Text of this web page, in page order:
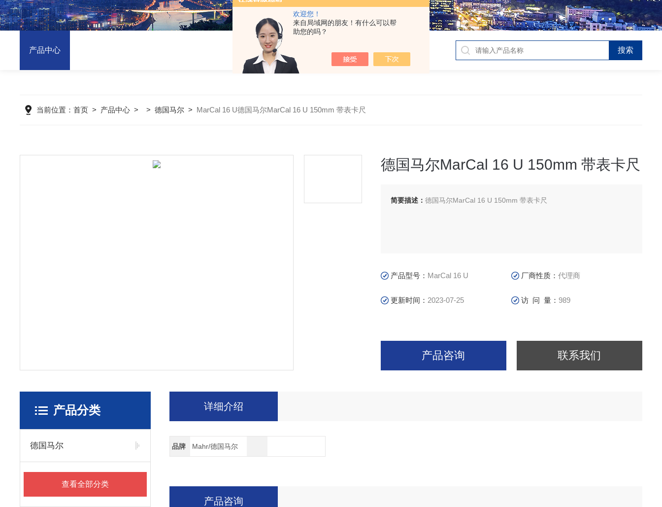
欢迎您！
来自局域网的朋友！有什么可以帮
助您的吗？
产品中心
当前位置：首页 > 产品中心 > >德国马尔 > MarCal 16 U德国马尔MarCal 16 U 150mm 带表卡尺
德国马尔MarCal 16 U 150mm 带表卡尺
简要描述：德国马尔MarCal 16 U 150mm 带表卡尺
产品型号： MarCal 16 U 厂商性质：代理商
更新时间： 2023-07-25 访 问 量：989
产品咨询 联系我们
产品分类
德国马尔
查看全部分类
详细介绍
品牌 Mahr/德国马尔
产品咨询